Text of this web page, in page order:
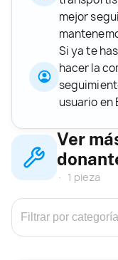
mejor
Si ya te
hacer la
usuario en
Ver
1 pieza